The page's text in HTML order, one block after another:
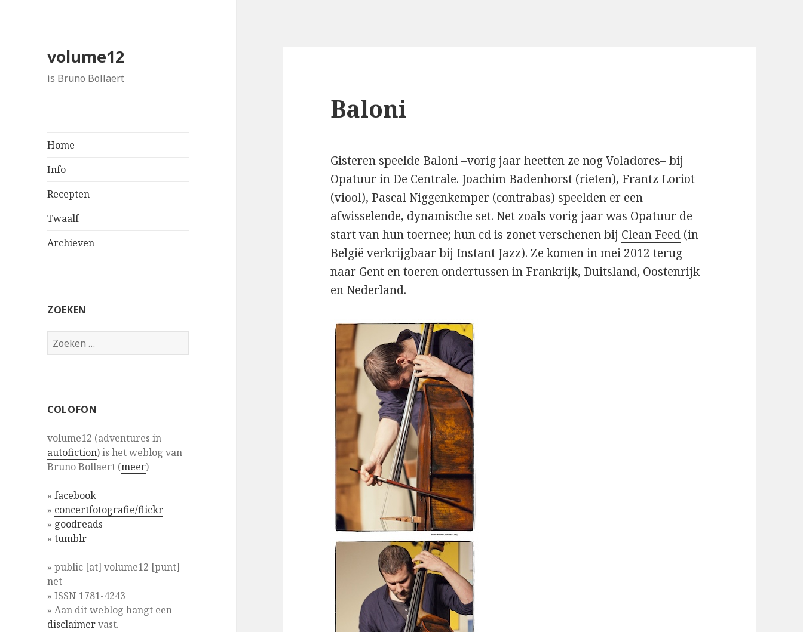
volume12
is Bruno Bollaert
Home
Info
Recepten
Twaalf
Archieven
ZOEKEN
Zoeken
naar:
COLOFON
volume12 (adventures in
autofiction) is het weblog van
Bruno Bollaert (meer)
»facebook
» concertfotografie/flickr
» goodreads
»tumblr
» public [at] volume12 [punt]
net
» ISSN 1781-4243
» Aan dit weblog hangt een
disclaimervast.
Baloni
Gisteren speelde Baloni –vorig jaar heetten ze nog Voladores– bij
Opatuurin De Centrale. Joachim Badenhorst (rieten), Frantz Loriot
(viool), Pascal Niggenkemper (contrabas) speelden er een
afwisselende, dynamische set. Net zoals vorig jaar was Opatuur de
start van hun toernee; hun cd is zonet verschenen bij Clean Feed (in
België verkrijgbaar bij Instant Jazz). Ze komen in mei 2012 terug
naar Gent en toeren ondertussen in Frankrijk, Duitsland, Oostenrijk
en Nederland.